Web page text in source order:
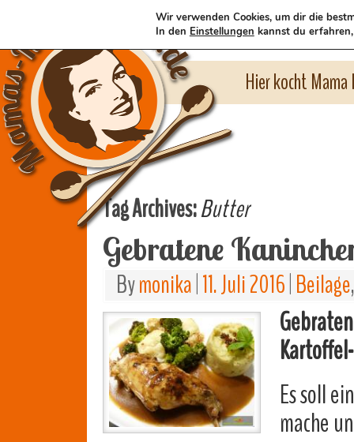
Hier kocht
Tag Archives:Butter
Gebratene
Bymonika 11. Juli 2016 Beilage
Es soll
mache
Wir verwenden Cookies, um dir die
In den Einstellungen kannst du